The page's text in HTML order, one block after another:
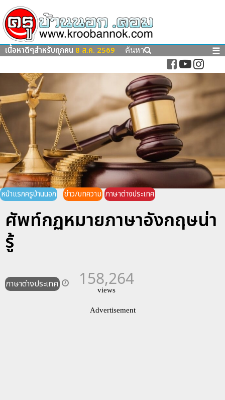
เนื้อหาดีๆสำหรับทุกคน 8 ส.ค. 2569 ค้นหา ☰
หน้าแรกครูบ้านนอก ข่าว/บทความ ภาษาต่างประเทศ
ศัพท์กฏหมายภาษาอังกฤษน่า
รู้
ภาษาต่างประเทศ 158,264
views
Advertisement